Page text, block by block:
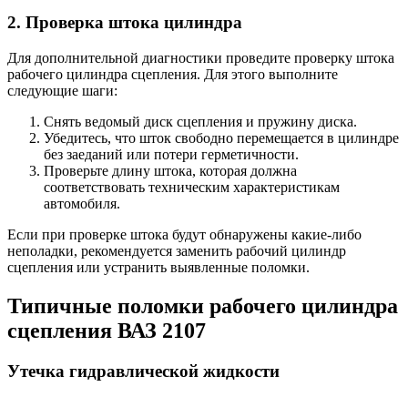
2. Проверка штока цилиндра
Для дополнительной диагностики проведите проверку штока
рабочего цилиндра сцепления. Для этого выполните
следующие шаги:
Снять ведомый диск сцепления и пружину диска.
Убедитесь, что шток свободно перемещается в цилиндре
без заеданий или потери герметичности.
Проверьте длину штока, которая должна
соответствовать техническим характеристикам
автомобиля.
Если при проверке штока будут обнаружены какие-либо
неполадки, рекомендуется заменить рабочий цилиндр
сцепления или устранить выявленные поломки.
Типичные поломки рабочего цилиндра
сцепления ВАЗ 2107
Утечка гидравлической жидкости